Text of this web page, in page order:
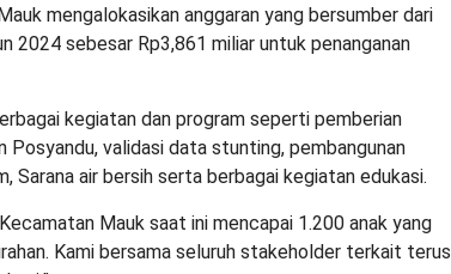
mengalokasikan anggaran yang bersumber dari
2024 sebesar Rp3,861 miliar untuk penanganan
kegiatan dan program seperti pemberian
Posyandu, validasi data stunting, pembangunan
Sarana air bersih serta berbagai kegiatan edukasi.
Mauk saat ini mencapai 1.200 anak yang
Kami bersama seluruh stakeholder terkait terus